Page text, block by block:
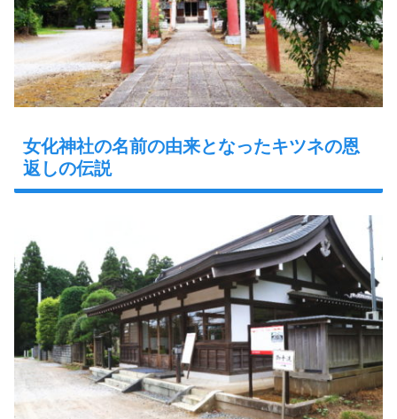
女化神社の名前の由来となったキツネの恩
返しの伝説